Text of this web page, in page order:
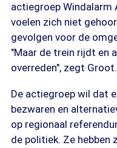
actiegroep
voelen zich niet
gevolgen voor de
"Maar de trein rijdt en
overreden", zegt Groot.
De actiegroep wil dat
bezwaren en
op regionaal
de politiek. Ze hebben